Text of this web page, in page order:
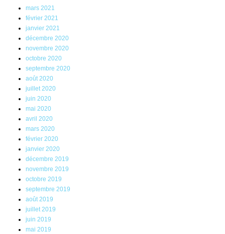
mars 2021
février 2021
janvier 2021
décembre 2020
novembre 2020
octobre 2020
septembre 2020
août 2020
juillet 2020
juin 2020
mai 2020
avril 2020
mars 2020
février 2020
janvier 2020
décembre 2019
novembre 2019
octobre 2019
septembre 2019
août 2019
juillet 2019
juin 2019
mai 2019